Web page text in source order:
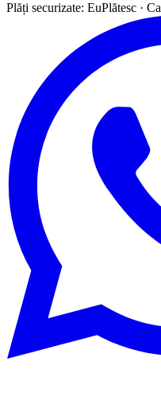
Plăți securizate: EuPlătesc ·